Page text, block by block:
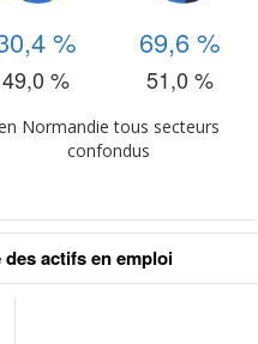
%
49,0 %
69,6 %
51,0 %
Normandie tous secteurs
confondus
des actifs en emploi
excel